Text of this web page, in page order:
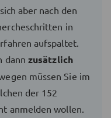
aber nach den
in
aufspaltet.
dannzusätzlich
müssen Sie im
der 152
anmelden wollen.